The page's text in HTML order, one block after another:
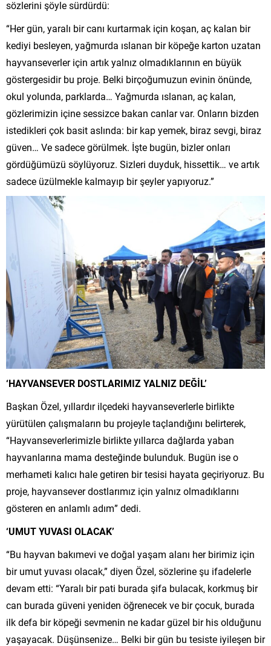
sözlerini şöyle sürdürdü:
“Her gün, yaralı bir canı kurtarmak için koşan, aç kalan bir
kediyi besleyen, yağmurda ıslanan bir köpeğe karton uzatan
hayvanseverler için artık yalnız olmadıklarının en büyük
göstergesidir bu proje. Belki birçoğumuzun evinin önünde,
okul yolunda, parklarda… Yağmurda ıslanan, aç kalan,
gözlerimizin içine sessizce bakan canlar var. Onların bizden
istedikleri çok basit aslında: bir kap yemek, biraz sevgi, biraz
güven… Ve sadece görülmek. İşte bugün, bizler onları
gördüğümüzü söylüyoruz. Sizleri duyduk, hissettik… ve artık
sadece üzülmekle kalmayıp bir şeyler yapıyoruz.”
‘HAYVANSEVER DOSTLARIMIZ YALNIZ DEĞİL’
Başkan Özel, yıllardır ilçedeki hayvanseverlerle birlikte
yürütülen çalışmaların bu projeyle taçlandığını belirterek,
“Hayvanseverlerimizle birlikte yıllarca dağlarda yaban
hayvanlarına mama desteğinde bulunduk. Bugün ise o
merhameti kalıcı hale getiren bir tesisi hayata geçiriyoruz. Bu
proje, hayvansever dostlarımız için yalnız olmadıklarını
gösteren en anlamlı adım” dedi.
‘UMUT YUVASI OLACAK’
“Bu hayvan bakımevi ve doğal yaşam alanı her birimiz için
bir umut yuvası olacak,” diyen Özel, sözlerine şu ifadelerle
devam etti: “Yaralı bir pati burada şifa bulacak, korkmuş bir
can burada güveni yeniden öğrenecek ve bir çocuk, burada
ilk defa bir köpeği sevmenin ne kadar güzel bir his olduğunu
yaşayacak. Düşünsenize… Belki bir gün bu tesiste iyileşen bir